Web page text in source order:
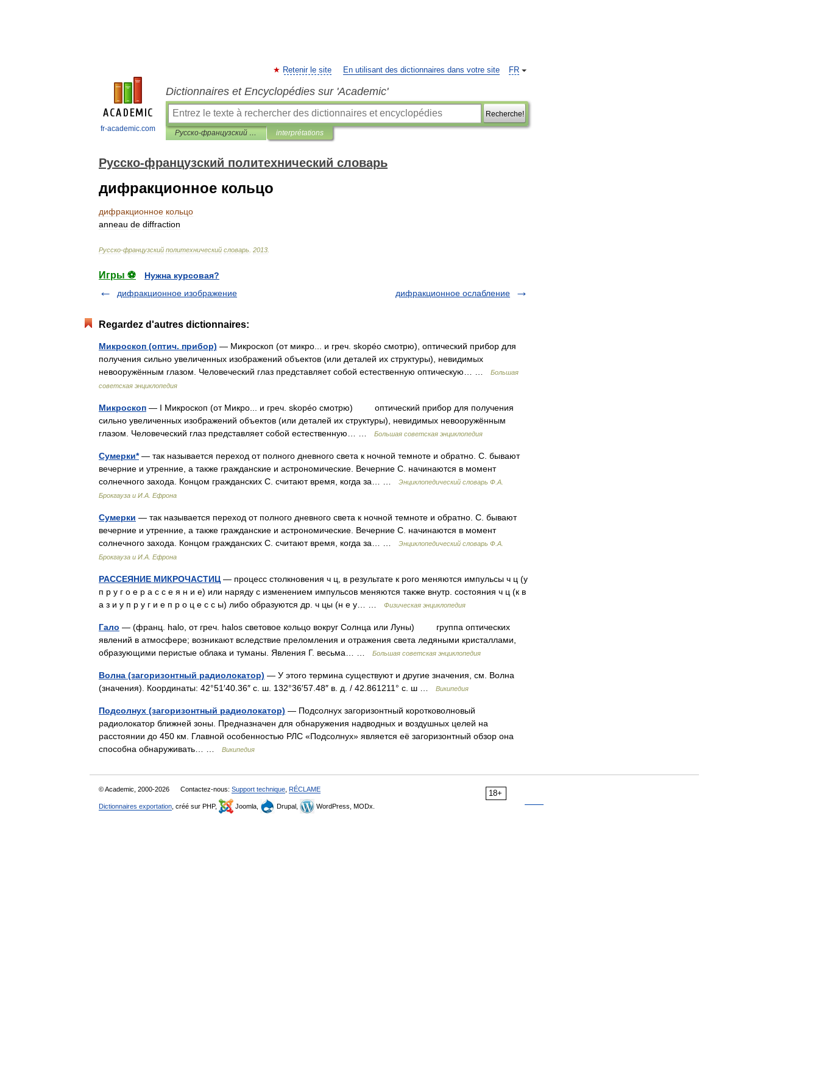
fr-academic.com
FR
Retenir le site En utilisant des dictionnaires dans votre site
Dictionnaires et Encyclopédies sur 'Academic'
Recherche!
Русско-французский политехнический словарь interprétations
Русско-французский политехнический словарь
дифракционное кольцо
дифракционное кольцо
anneau de diffraction
Русско-французский политехнический словарь 2013
Игры ⚽
Нужна курсовая?
дифракционное изображение
дифракционное ослабление
Regardez d'autres dictionnaires:
Микроскоп (оптич. прибор) — Микроскоп (от микро... и греч. skopéo смотрю), оптический прибор для
получения сильно увеличенных изображений объектов (или деталей их структуры), невидимых
невооружённым глазом. Человеческий глаз представляет собой естественную оптическую… …
Большая
советская энциклопедия
Микроскоп — I Микроскоп (от Микро... и греч. skopéo смотрю) оптический прибор для получения
сильно увеличенных изображений объектов (или деталей их структуры), невидимых невооружённым
глазом. Человеческий глаз представляет собой естественную… …
Большая советская энциклопедия
Сумерки*— так называется переход от полного дневного света к ночной темноте и обратно. С. бывают
вечерние и утренние, а также гражданские и астрономические. Вечерние С. начинаются в момент
солнечного захода. Концом гражданских С. считают время, когда за… …
Энциклопедический словарь Ф.А.
Брокгауза и И.А. Ефрона
Сумерки — так называется переход от полного дневного света к ночной темноте и обратно. С. бывают
вечерние и утренние, а также гражданские и астрономические. Вечерние С. начинаются в момент
солнечного захода. Концом гражданских С. считают время, когда за… …
Энциклопедический словарь Ф.А.
Брокгауза и И.А. Ефрона
РАССЕЯНИЕ МИКРОЧАСТИЦ — процесс столкновения ч ц, в результате к рого меняются импульсы ч ц (у
п р у г о е р а с с е я н и е) или наряду с изменением импульсов меняются также внутр. состояния ч ц (к в
а з и у п р у г и е п р о ц е с с ы) либо образуются др. ч цы (н е у… …
Физическая энциклопедия
Гало — (франц. halo, от греч. halos световое кольцо вокруг Солнца или Луны) группа оптических
явлений в атмосфере; возникают вследствие преломления и отражения света ледяными кристаллами,
образующими перистые облака и туманы. Явления Г. весьма… …
Большая советская энциклопедия
Волна (загоризонтный радиолокатор) — У этого термина существуют и другие значения, см. Волна
(значения). Координаты: 42°51′40.36″ с. ш. 132°36′57.48″ в. д. / 42.861211° с. ш …
Википедия
Подсолнух (загоризонтный радиолокатор) — Подсолнух загоризонтный коротковолновый
радиолокатор ближней зоны. Предназначен для обнаружения надводных и воздушных целей на
расстоянии до 450 км. Главной особенностью РЛС «Подсолнух» является её загоризонтный обзор она
способна обнаруживать… …
Википедия
18+
© Academic, 2000-2026 Contactez-nous: Support technique RÉCLAME
Dictionnaires exportation , créé sur PHP, Joomla, Drupal, WordPress, MODx.